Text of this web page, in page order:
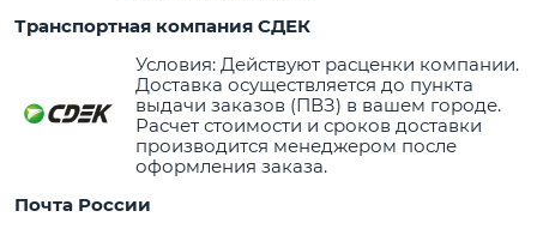
Транспортная компания СДЕК
Условия: Действуют расценки компании.
Доставка осуществляется до пункта
выдачи заказов (ПВЗ) в вашем городе.
Расчет стоимости и сроков доставки
производится менеджером после
оформления заказа.
Почта России